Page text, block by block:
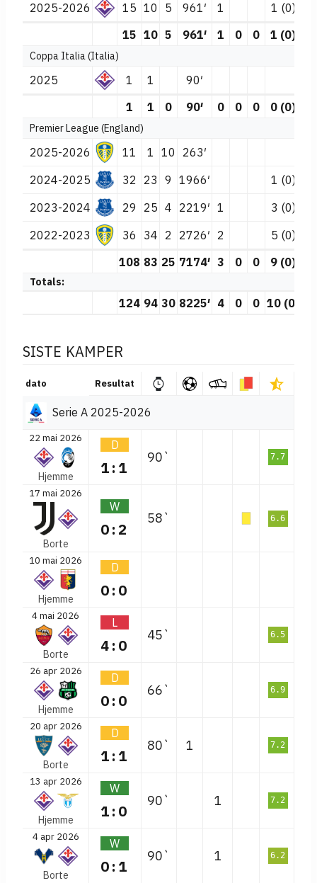
2025-2026 15 10 5 961′ 1 1 (0)
15 10 5 961′ 1 0 0 1 (0)
Coppa Italia (Italia)
2025 1 1
90′
1
1 0 90′ 0 0 0 0 (0)
Premier League (England)
2025-2026 11 1 10
263′
2024-2025
32 23 9 1966′
1 (0)
2023-2024
29 25 4 2219′ 1 3 (0)
2022-2023
36 34 2 2726′ 2 5 (0)
108 83 25 7174′ 3 0 0 9 (0)
Totals:
124 94 30 8225′ 4 0 0 10 (0)
SISTE KAMPER
dato Resultat
Serie A 2025-2026
22 mai 2026
Hjemme
D
1:1
90` 7.7
17 mai 2026
Borte
W
0:2
58` 6.6
10 mai 2026
Hjemme
D
0:0
4 mai 2026
Borte
L
4:0
45` 6.5
26 apr 2026
Hjemme
D
0:0
66` 6.9
20 apr 2026
Borte
D
1:1
80` 1 7.2
13 apr 2026
Hjemme
W
1:0
90` 1 7.2
4 apr 2026
Borte
W
0:1
90` 1 6.2